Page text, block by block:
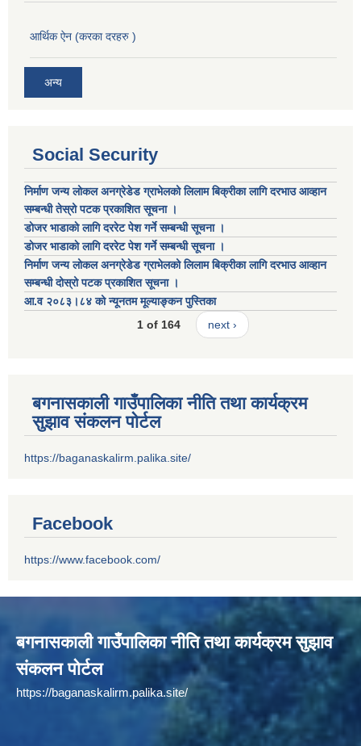
आर्थिक ऐन (करका दरहरु )
अन्य
Social Security
निर्माण जन्य लोकल अनग्रेडेड ग्राभेलको लिलाम बिक्रीका लागि दरभाउ आव्हान
सम्बन्धी तेस्रो पटक प्रकाशित सूचना ।
डाेजर भाडाकाे लागि दररेट पेश गर्ने सम्बन्धी सूचना ।
डाेजर भाडाकाे लागि दररेट पेश गर्ने सम्बन्धी सूचना ।
निर्माण जन्य लोकल अनग्रेडेड ग्राभेलको लिलाम बिक्रीका लागि दरभाउ आव्हान
सम्बन्धी दोस्रो पटक प्रकाशित सूचना ।
आ.व २०८३।८४ को न्यूनतम मूल्याङ्कन पुस्तिका
1 of 164
next ›
बगनासकाली गाउँपालिका नीति तथा कार्यक्रम
सुझाव संकलन पोर्टल
https://baganaskalirm.palika.site/
Facebook
https://www.facebook.com/
बगनासकाली गाउँपालिका नीति तथा कार्यक्रम सुझाव
संकलन पोर्टल
https://baganaskalirm.palika.site/